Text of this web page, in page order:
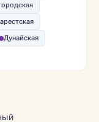
Дунайская